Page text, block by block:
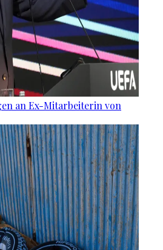
an Ex-Mitarbeiterin von